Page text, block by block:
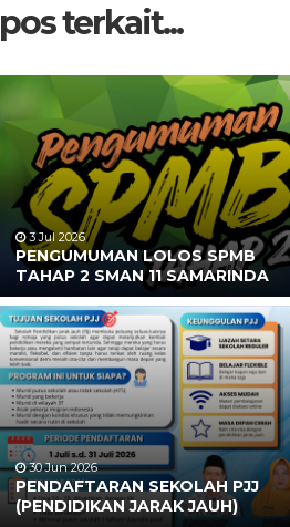
pos terkait...
3 Jul 2026
PENGUMUMAN LOLOS SPMB
TAHAP 2 SMAN 11 SAMARINDA
30 Jun 2026
PENDAFTARAN SEKOLAH PJJ
(PENDIDIKAN JARAK JAUH)